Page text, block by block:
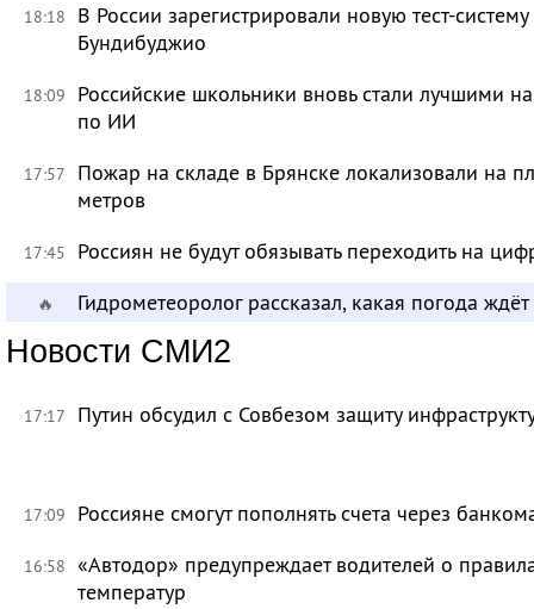
18:18
В России зарегистрировали новую тест-
Бундибуджио
18:09
Российские школьники вновь стали лучшими
по ИИ
17:57
Пожар на складе в Брянске локализовали на
метров
17:45 Россиян не будут обязывать переходить на
🔥 Гидрометеоролог рассказал, какая погода
Новости СМИ2
17:17 Путин обсудил с Совбезом защиту
17:09 Россияне смогут пополнять счета через
16:58 «Автодор» предупреждает водителей о
температур